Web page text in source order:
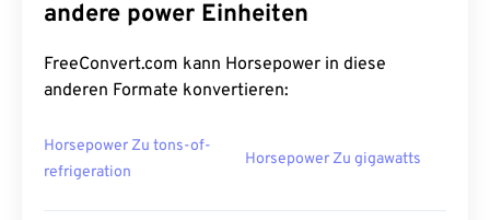
andere power Einheiten
FreeConvert.com kann Horsepower in diese
anderen Formate konvertieren:
Horsepower Zu tons-of-
refrigeration
Horsepower Zu gigawatts